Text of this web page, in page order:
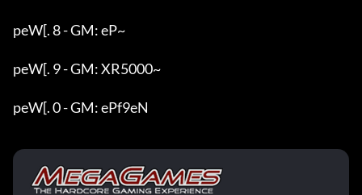
peW[. 8 - GM: eP~
peW[. 9 - GM: XR5000~
peW[. 0 - GM: ePf9eN